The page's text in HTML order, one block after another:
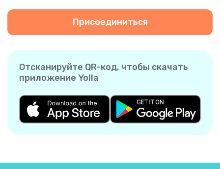
Присоединиться
Отсканируйте QR-код, чтобы скачать
приложение Yolla